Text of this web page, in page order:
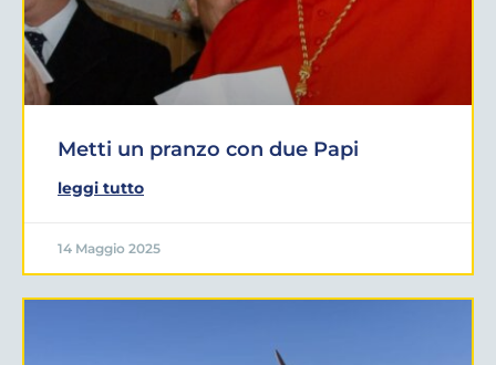
Metti un pranzo con due Papi
leggi tutto
14 Maggio 2025